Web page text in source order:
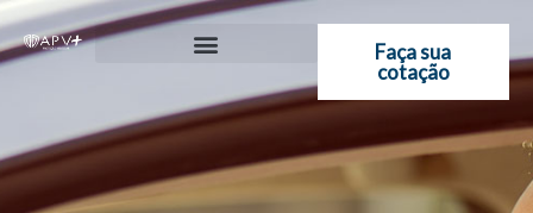
Ir
para
Faça sua
cotação